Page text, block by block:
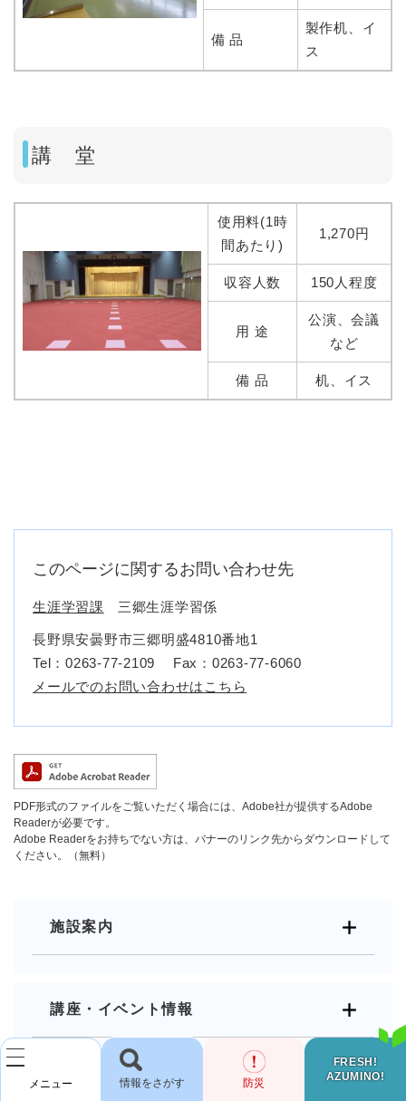
メニュー
備 品
製作机、イ
ス
講 堂
使用料(1時
間あたり)
1,270円
収容人数 150人程度
用 途
公演、会議
など
備 品 机、イス
このページに関するお問い合わせ先
生涯学習課 三郷生涯学習係
長野県安曇野市三郷明盛4810番地1
Tel：0263-77-2109
Fax：0263-77-6060
メールでのお問い合わせはこちら
PDF形式のファイルをご覧いただく場合には、Adobe社が提供するAdobe
Readerが必要です。
Adobe Readerをお持ちでない方は、バナーのリンク先からダウンロードして
ください。（無料）
施設案内
講座・イベント情報
お知らせ
FRESH!
AZUMINO!
検
防災